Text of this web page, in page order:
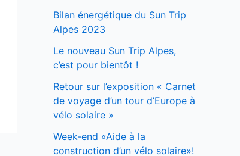
Bilan énergétique du Sun Trip
Alpes 2023
Le nouveau Sun Trip Alpes,
c’est pour bientôt !
Retour sur l’exposition « Carnet
de voyage d’un tour d’Europe à
vélo solaire »
Week-end «Aide à la
construction d’un vélo solaire»!